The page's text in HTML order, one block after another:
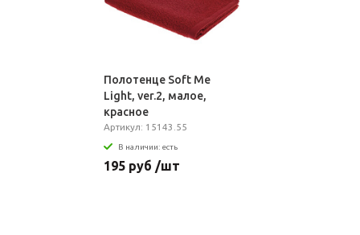
Полотенце Soft Me
Light, ver.2, малое,
красное
Артикул: 15143.55
В наличии: есть
195 руб /шт